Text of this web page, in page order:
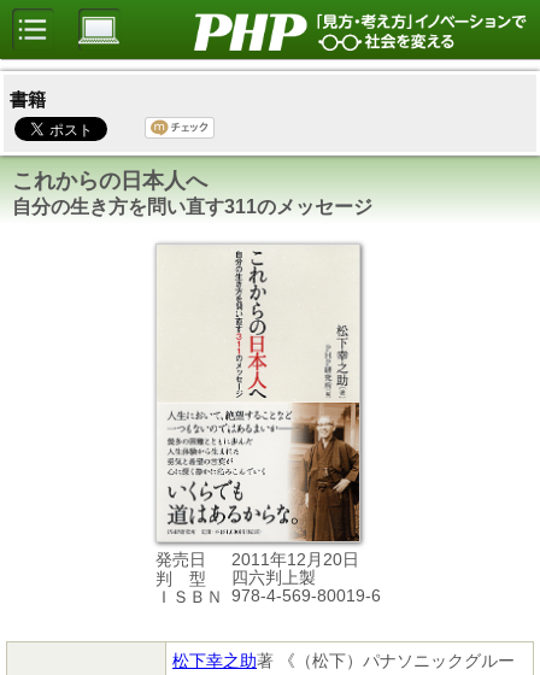
書籍
これからの日本人へ
自分の生き方を問い直す311のメッセージ
発売日
2011年12月20日
判 型
四六判上製
ＩＳＢＮ
978-4-569-80019-6
松下幸之助著 《（松下）パナソニックグルー